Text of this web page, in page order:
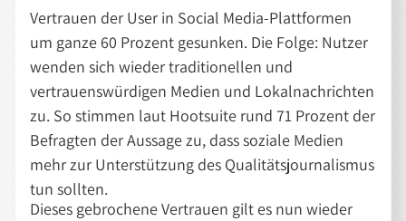
Vertrauen der User in Social Media-Plattformen
um ganze 60 Prozent gesunken. Die Folge: Nutzer
wenden sich wieder traditionellen und
vertrauenswürdigen Medien und Lokalnachrichten
zu. So stimmen laut Hootsuite rund 71 Prozent der
Befragten der Aussage zu, dass soziale Medien
mehr zur Unterstützung des Qualitätsjournalismus
tun sollten.
Dieses gebrochene Vertrauen gilt es nun wieder